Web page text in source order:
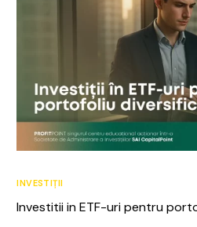
INVESTIȚII
Investitii in ETF-uri pentru